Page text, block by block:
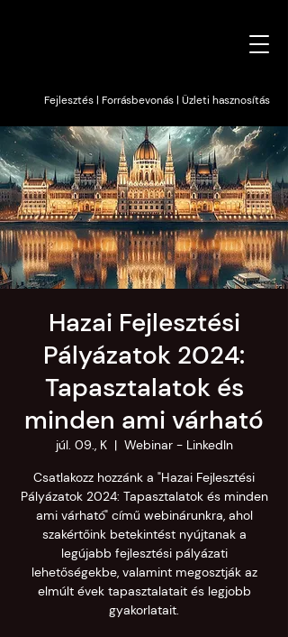
Fejlesztés | Forrásbevonás | Üzleti hasznosítás
Hazai Fejlesztési
Pályázatok 2024:
Tapasztalatok és
minden ami várható
júl. 09., K
  |
Webinar - LinkedIn
Csatlakozz hozzánk a "Hazai Fejlesztési
Pályázatok 2024: Tapasztalatok és minden
ami várható" című webinárunkra, ahol
szakértőink betekintést nyújtanak a
legújabb fejlesztési pályázati
lehetőségekbe, valamint megosztják az
elmúlt évek tapasztalatait és legjobb
gyakorlatait.